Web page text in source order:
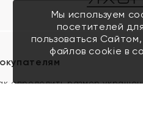
определить размер
Мы используем
посетителей
пользоваться
файлов cookie в